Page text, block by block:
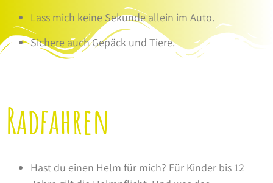
Lass mich keine Sekunde allein im Auto.
Sichere auch Gepäck und Tiere.
Radfahren
Hast du einen Helm für mich? Für Kinder bis 12